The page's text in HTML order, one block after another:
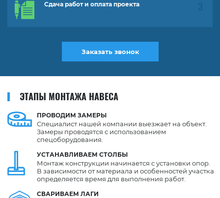
Сдача работ и оплата проекта
Заказать звонок
ЭТАПЫ МОНТАЖА НАВЕСА
ПРОВОДИМ ЗАМЕРЫ
УСТАНАВЛИВАЕМ СТОЛБЫ
СВАРИВАЕМ ЛАГИ
Специалист нашей компании выезжает на объект.
Замеры проводятся с использованием
спецоборудования.
Монтаж конструкции начинается с установки опор.
В зависимости от материала и особенностей участка
определяется время для выполнения работ.